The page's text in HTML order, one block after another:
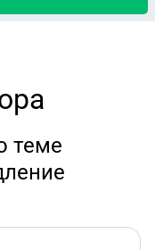
теме